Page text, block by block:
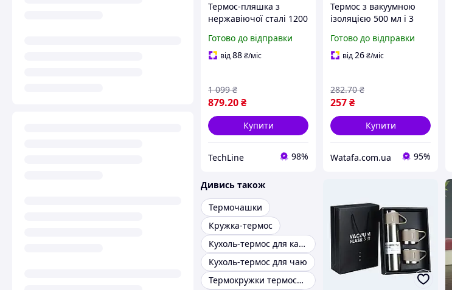
Термос-пляшка з
нержавіючої сталі 1200
термос, подвійні
стінки, чашка-кришка,
Готово до відправки
від88₴/міс
879.20₴
1 099 ₴
Купити
TechLine 98%
Термос з вакуумною
ізоляцією 500 мл і 3
подарунковій коробці
синій
Готово до відправки
від26₴/міс
257₴
282.70 ₴
Купити
Watafa.com.ua 95%
Дивись також
Термочашки
Кружка-термос
Кухоль-термос для кави
Кухоль-термос для чаю
Термокружки термоси-гуртки